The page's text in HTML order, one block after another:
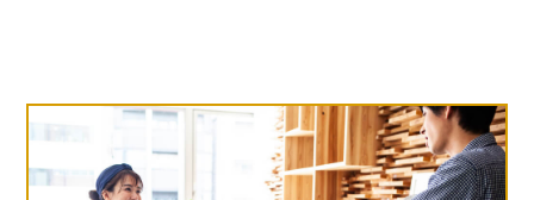
プロフェッショナル×つながる×メディア